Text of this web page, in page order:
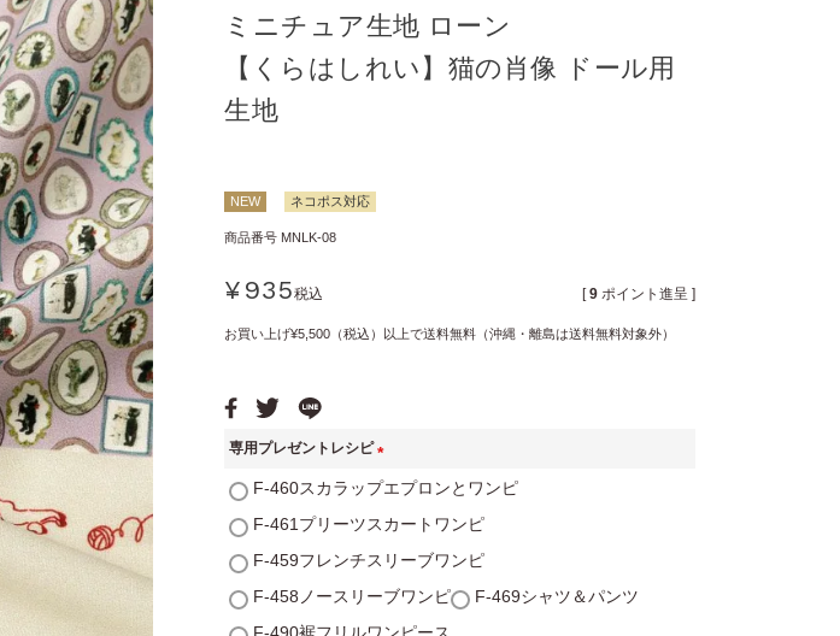
ミニチュア生地 ローン
【くらはしれい】猫の肖像 ドール用
生地
NEW ネコポス対応
商品番号 MNLK-08
¥ 935税込 [ 9 ポイント進呈 ]
お買い上げ¥5,500（税込）以上で送料無料（沖縄・離島は送料無料対象外）
専用プレゼントレシピ
(
)
F-460スカラップエプロンとワンピ
F-461プリーツスカートワンピ
F-459フレンチスリーブワンピ
F-458ノースリーブワンピ
F-469シャツ＆パンツ
F-490裾フリルワンピース